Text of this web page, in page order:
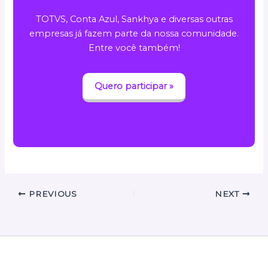
TOTVS, Conta Azul, Sankhya e diversas outras
empresas já fazem parte da nossa comunidade.
Entre você também!
Quero participar »
PREVIOUS NEXT